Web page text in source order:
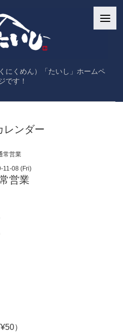
くめん）「たいし」ホームペ
です！
レンダー
常営業
11-08 (Fri)
営業
）